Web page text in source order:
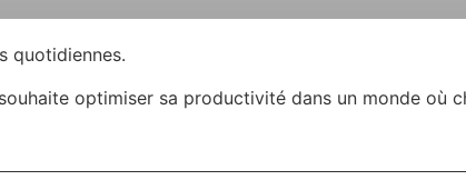
quotidiennes.
optimiser sa productivité dans un monde où